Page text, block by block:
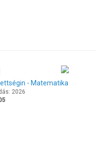
- Matematika
2026